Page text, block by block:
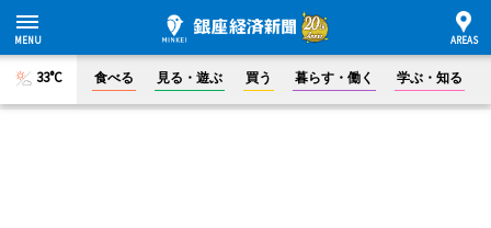
33°C 食べる 見る・遊ぶ 買う 暮らす・働く 学ぶ・知る